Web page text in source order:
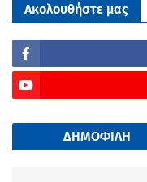
Ακολουθήστε μας
ΔΗΜΟΦΙΛΗ